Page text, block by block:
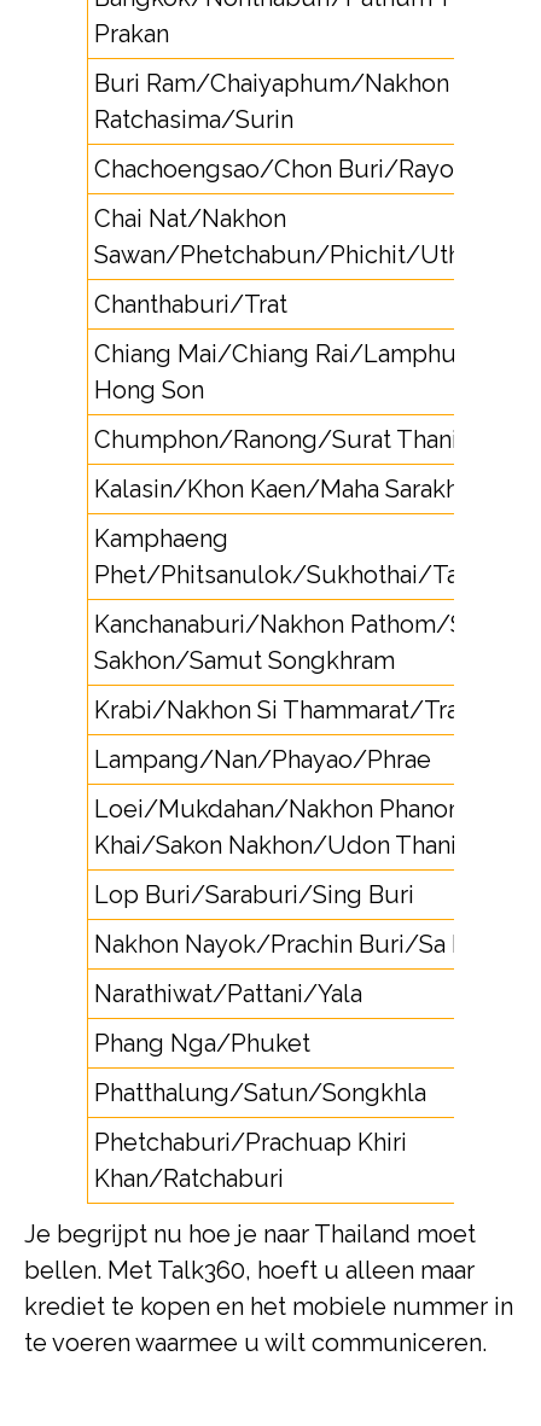
Prakan
Buri Ram/Chaiyaphum/Nakhon
Ratchasima/Surin
Chachoengsao/Chon Buri/Rayong
Chai Nat/Nakhon
Sawan/Phetchabun/Phichit/Uthai
Chanthaburi/Trat
Chiang Mai/Chiang Rai/Lamphun/Mae
Hong Son
Chumphon/Ranong/Surat Thani
Kalasin/Khon Kaen/Maha Sarakham/
Kamphaeng
Phet/Phitsanulok/Sukhothai/Tak/
Kanchanaburi/Nakhon Pathom/Samut
Sakhon/Samut Songkhram
Krabi/Nakhon Si Thammarat/Trang
Lampang/Nan/Phayao/Phrae
Loei/Mukdahan/Nakhon Phanom/
Khai/Sakon Nakhon/Udon Thani
Lop Buri/Saraburi/Sing Buri
Nakhon Nayok/Prachin Buri/Sa Kaeo
Narathiwat/Pattani/Yala
Phang Nga/Phuket
Phatthalung/Satun/Songkhla
Phetchaburi/Prachuap Khiri
Khan/Ratchaburi
Je begrijpt nu hoe je naar Thailand moet
bellen. Met Talk360, hoeft u alleen maar
krediet te kopen en het mobiele nummer in
te voeren waarmee u wilt communiceren.